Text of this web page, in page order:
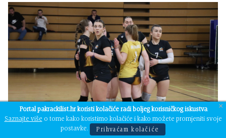
×
Portal pakrackilist.hr koristi kolačiće radi boljeg korisničkog iskustva
Saznajte više o tome kako koristimo kolačiće i kako možete promjeniti svoje
postavke.
Prihvaćam kolačiće